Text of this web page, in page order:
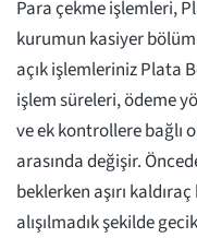
Para çekme işlemleri,
kurumun kasiyer
açık işlemleriniz Plata
işlem süreleri, ödeme
ve ek kontrollere bağlı
arasında değişir.
beklerken aşırı
alışılmadık şekilde